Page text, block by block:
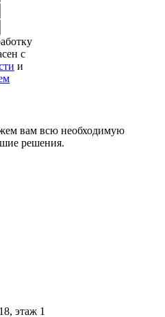
с
и
вам всю необходимую
решения.
этаж 1